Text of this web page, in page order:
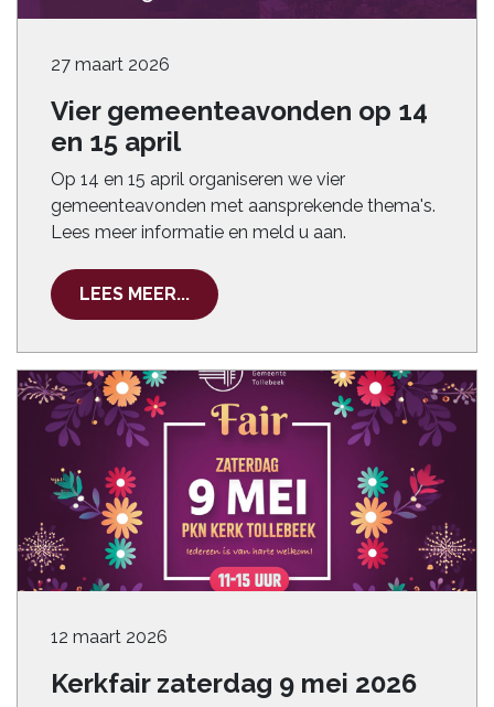
27 maart 2026
Vier gemeenteavonden op 14
en 15 april
Op 14 en 15 april organiseren we vier
gemeenteavonden met aansprekende thema's.
Lees meer informatie en meld u aan.
LEES MEER...
12 maart 2026
Kerkfair zaterdag 9 mei 2026